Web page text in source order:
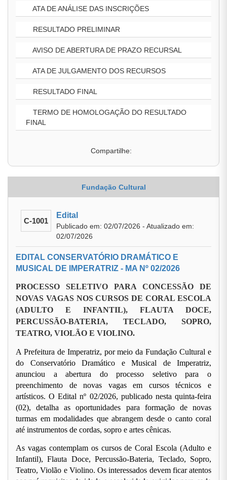
ATA DE ANÁLISE DAS INSCRIÇÕES
RESULTADO PRELIMINAR
AVISO DE ABERTURA DE PRAZO RECURSAL
ATA DE JULGAMENTO DOS RECURSOS
RESULTADO FINAL
TERMO DE HOMOLOGAÇÃO DO RESULTADO
FINAL
Compartilhe:
Fundação Cultural
C-1001
Edital
Publicado em: 02/07/2026 - Atualizado em:
02/07/2026
EDITAL CONSERVATÓRIO DRAMÁTICO E
MUSICAL DE IMPERATRIZ - MA Nº 02/2026
PROCESSO SELETIVO PARA CONCESSÃO DE
NOVAS VAGAS NOS CURSOS DE CORAL ESCOLA
(ADULTO E INFANTIL), FLAUTA DOCE,
PERCUSSÃO-BATERIA, TECLADO, SOPRO,
TEATRO, VIOLÃO E VIOLINO.
A Prefeitura de Imperatriz, por meio da Fundação Cultural e
do Conservatório Dramático e Musical de Imperatriz,
anunciou a abertura do processo seletivo para o
preenchimento de novas vagas em cursos técnicos e
artísticos. O Edital nº 02/2026, publicado nesta quinta-feira
(02), detalha as oportunidades para formação de novas
turmas em modalidades que abrangem desde o canto coral
até instrumentos de cordas, sopro e artes cênicas.
As vagas contemplam os cursos de Coral Escola (Adulto e
Infantil), Flauta Doce, Percussão-Bateria, Teclado, Sopro,
Teatro, Violão e Violino. Os interessados devem ficar atentos